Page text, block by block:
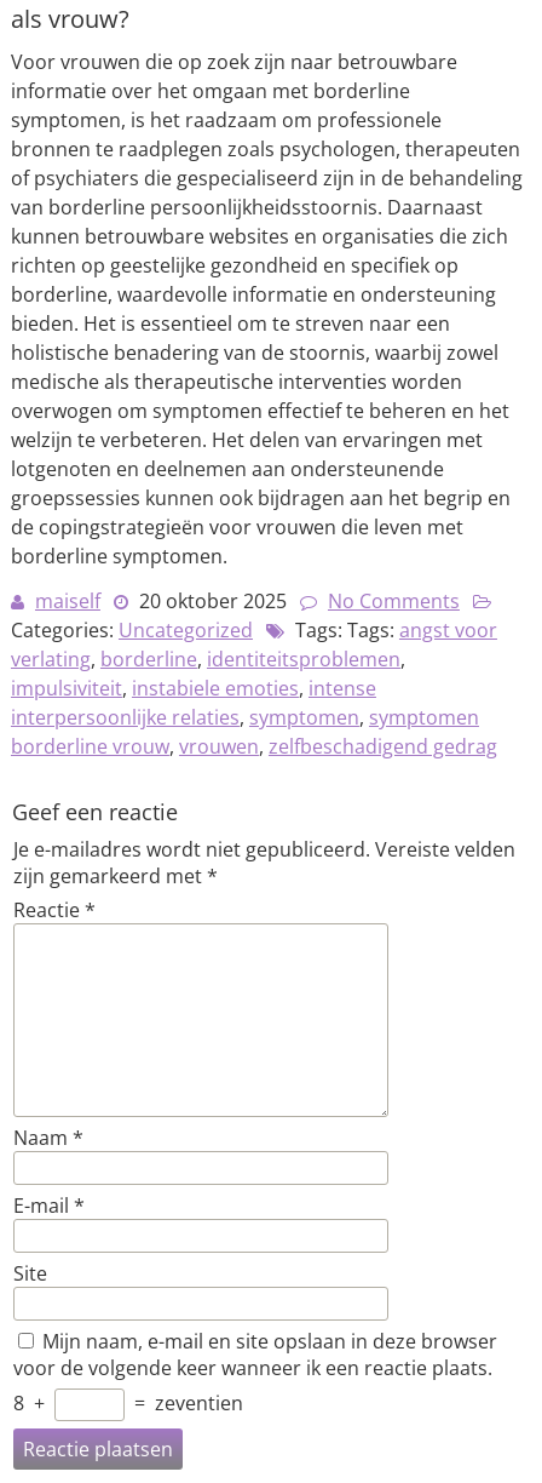
als vrouw?
Voor vrouwen die op zoek zijn naar betrouwbare
informatie over het omgaan met borderline
symptomen, is het raadzaam om professionele
bronnen te raadplegen zoals psychologen, therapeuten
of psychiaters die gespecialiseerd zijn in de behandeling
van borderline persoonlijkheidsstoornis. Daarnaast
kunnen betrouwbare websites en organisaties die zich
richten op geestelijke gezondheid en specifiek op
borderline, waardevolle informatie en ondersteuning
bieden. Het is essentieel om te streven naar een
holistische benadering van de stoornis, waarbij zowel
medische als therapeutische interventies worden
overwogen om symptomen effectief te beheren en het
welzijn te verbeteren. Het delen van ervaringen met
lotgenoten en deelnemen aan ondersteunende
groepssessies kunnen ook bijdragen aan het begrip en
de copingstrategieën voor vrouwen die leven met
borderline symptomen.
maiself
20 oktober 2025
No Comments
Categories: Uncategorized Tags: Tags: angst voor
verlating, borderline, identiteitsproblemen,
impulsiviteit, instabiele emoties, intense
interpersoonlijke relaties, symptomen, symptomen
borderline vrouw, vrouwen, zelfbeschadigend gedrag
Geef een reactie
Je e-mailadres wordt niet gepubliceerd. Vereiste velden
zijn gemarkeerd met*
Reactie*
Naam *
E-mail *
Site
Mijn naam, e-mail en site opslaan in deze browser
voor de volgende keer wanneer ik een reactie plaats.
8 + = zeventien